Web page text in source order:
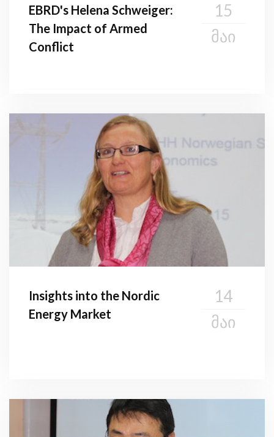
EBRD's Helena Schweiger:
The Impact of Armed
Conflict
15
ᲛᲐᲘ
Insights into the Nordic
Energy Market
14
ᲛᲐᲘ